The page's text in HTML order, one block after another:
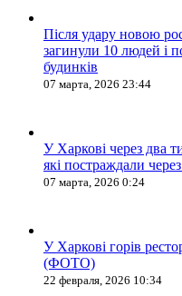
Після удару новою
загинули 10 людей і
будинків
07 марта, 2026 23:44
У Харкові через два
які постраждали
07 марта, 2026 0:24
У Харкові горів
(ФОТО)
22 февраля, 2026 10:34